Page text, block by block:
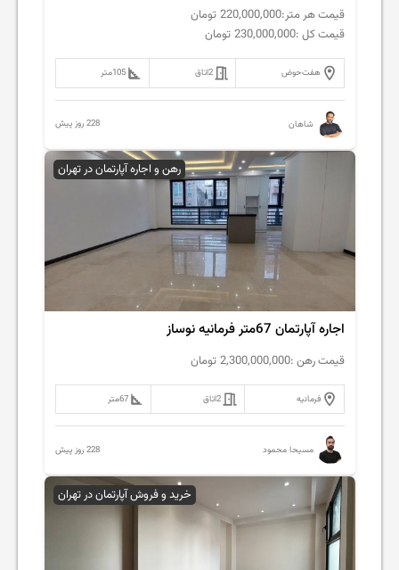
قیمت هر متر:220,000,000 تومان
قیمت کل :230,000,000 تومان
هفت‌حوض 2اتاق 105متر
شاهان 228 روز پیش
رهن و اجاره آپارتمان در تهران
اجاره آپارتمان 67متر فرمانیه نوساز
قیمت رهن :2,300,000,000 تومان
فرمانیه 2اتاق 67متر
مسیحا محمود 228 روز پیش
خرید و فروش آپارتمان در تهران